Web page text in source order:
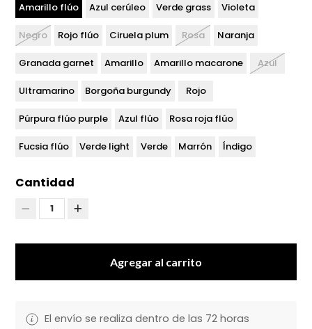
Amarillo flúo Azul cerúleo Verde grass Violeta
Negro Rojo flúo Ciruela plum Rosa Naranja
Granada garnet Amarillo Amarillo macarone Azul
Ultramarino Borgoña burgundy Rojo
Púrpura flúo purple Azul flúo Rosa roja flúo
Fucsia flúo Verde light Verde Marrón Índigo
Cantidad
1
Agregar al carrito
El envío se realiza dentro de las 72 horas